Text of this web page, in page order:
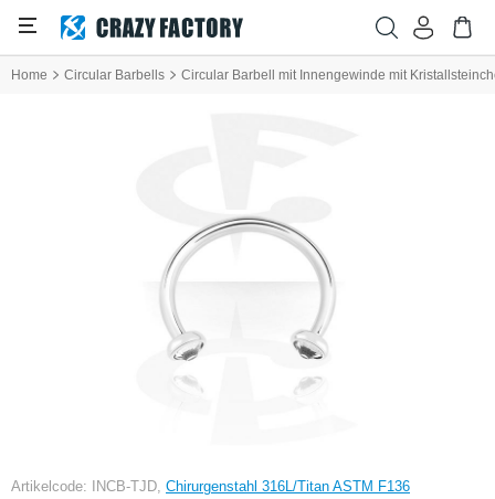
Home Circular Barbells Circular Barbell mit Innengewinde mit
Artikelcode: INCB-TJD, Chirurgenstahl 316L/Titan ASTM F136